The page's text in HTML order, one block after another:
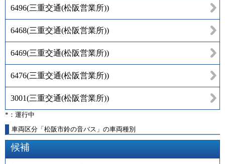
6496(三重交通(松阪営業所))
6468(三重交通(松阪営業所))
6469(三重交通(松阪営業所))
6476(三重交通(松阪営業所))
3001(三重交通(松阪営業所))
*：運行中
車両区分「松阪市鈴の音バス」の車両種別
候補